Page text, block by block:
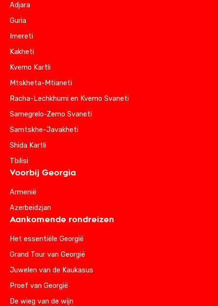
Adjara
Guria
Imereti
Kakheti
Kvemo Kartli
Mtskheta-Mtianeti
Racha-Lechkhumi en Kvemo Svaneti
Samegrelo-Zemo Svaneti
Samtskhe-Javakheti
Shida Kartli
Tbilisi
Voorbij Georgia
Armenië
Azerbeidzjan
Aankomende rondreizen
Het essentiële Georgië
Grand Tour van Georgië
Juwelen van de Kaukasus
Proef van Georgië
De wieg van de wijn